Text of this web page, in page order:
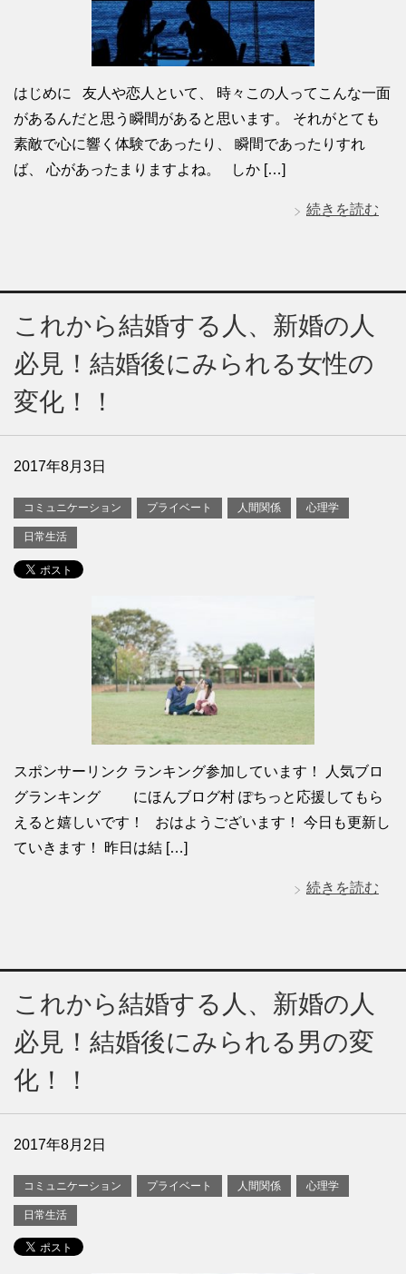
はじめに 友人や恋人といて、 時々この人ってこんな一面
があるんだと思う瞬間があると思います。 それがとても
素敵で心に響く体験であったり、 瞬間であったりすれ
ば、 心があったまりますよね。 しか […]
続きを読む
これから結婚する人、新婚の人
必見！結婚後にみられる女性の
変化！！
2017年8月3日
コミュニケーション プライベート 人間関係 心理学
日常生活
スポンサーリンク ランキング参加しています！ 人気ブロ
グランキング にほんブログ村 ぽちっと応援してもら
えると嬉しいです！ おはようございます！ 今日も更新し
ていきます！ 昨日は結 […]
続きを読む
これから結婚する人、新婚の人
必見！結婚後にみられる男の変
化！！
2017年8月2日
コミュニケーション プライベート 人間関係 心理学
日常生活